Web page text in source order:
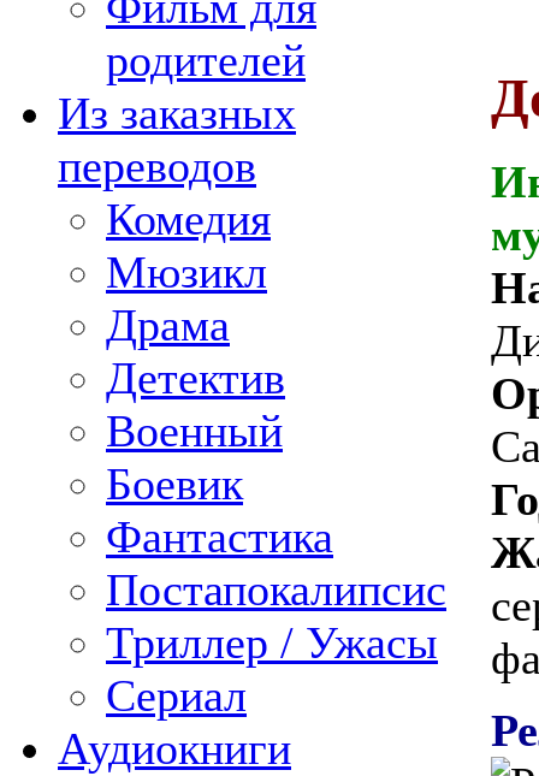
родителей
Из заказных
переводов
Комедия
Мюзикл
Драма
Детектив
Военный
Боевик
Фантастика
Постапокалипсис
Триллер / Ужасы
Сериал
Аудиокниги